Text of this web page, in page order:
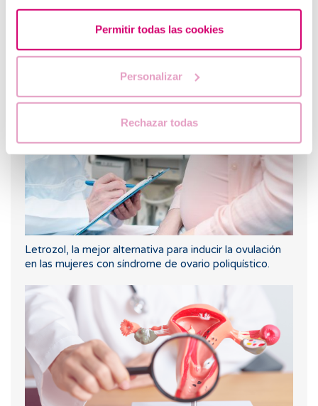
Permitir todas las cookies
Personalizar
Rechazar todas
Curva larga de glucosa o TTOG: todo lo que debes
saber sobre esta prueba en el embarazo
Letrozol, la mejor alternativa para inducir la ovulación
en las mujeres con síndrome de ovario poliquístico.